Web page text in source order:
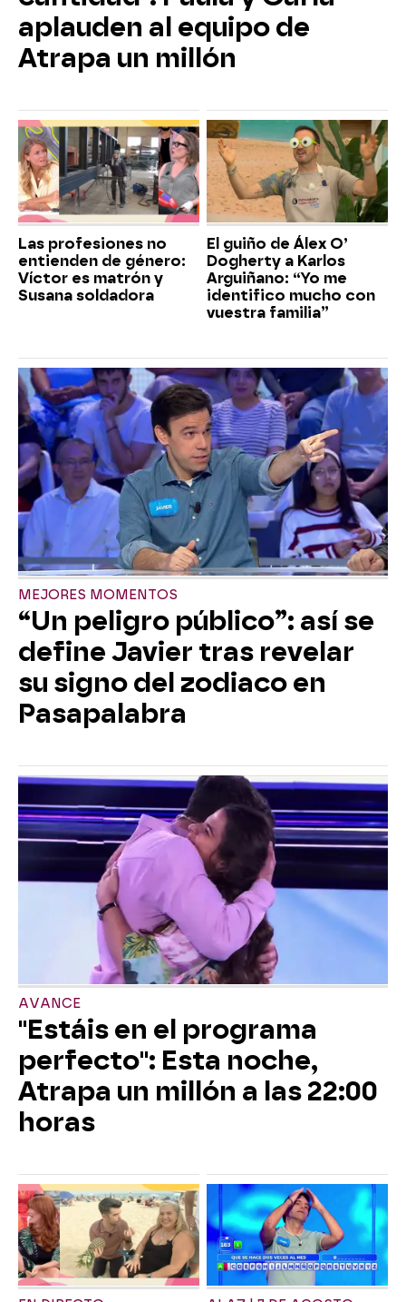
aplauden al equipo de
Atrapa un millón
Las profesiones no
entienden de género:
Víctor es matrón y
Susana soldadora
El guiño de Álex O’
Dogherty a Karlos
Arguiñano: “Yo me
identifico mucho con
vuestra familia”
MEJORES MOMENTOS
“Un peligro público”: así se
define Javier tras revelar
su signo del zodiaco en
Pasapalabra
AVANCE
"Estáis en el programa
perfecto": Esta noche,
Atrapa un millón a las 22:00
horas